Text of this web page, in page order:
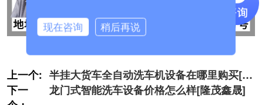
上一个: 半挂大货车全自动洗车机设备在哪里购买[隆
茂鑫晟]
下一
龙门式智能洗车设备价格怎么样[隆茂鑫晟]
现在咨询 稍后再说